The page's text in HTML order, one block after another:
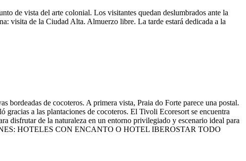
de vista del arte colonial. Los visitantes quedan deslumbrados ante la
visita de la Ciudad Alta. Almuerzo libre. La tarde estará dedicada a la
bordeadas de cocoteros. A primera vista, Praia do Forte parece una postal.
a las plantaciones de cocoteros. El Tivoli Ecoresort se encuentra
disfrutar de la naturaleza en un entorno privilegiado y escenario ideal para
HOTELES CON ENCANTO O HOTEL IBEROSTAR TODO